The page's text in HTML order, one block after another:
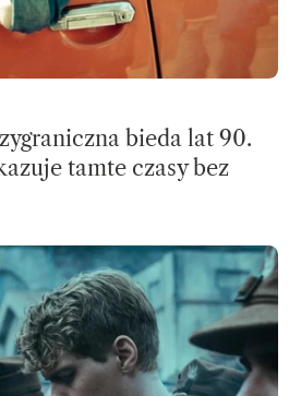
bieda lat 90.
tamte czasy bez